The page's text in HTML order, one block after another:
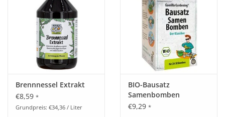
Brennnessel Extrakt
€8,59 *
Grundpreis: €34,36 / Liter
BIO-Bausatz
Samenbomben
€9,29 *